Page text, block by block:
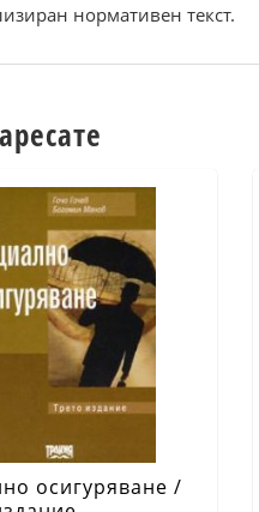
нормативен текст.
осигуряване /